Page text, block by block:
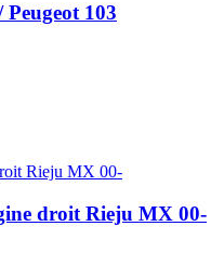
103
droit Rieju MX 00-